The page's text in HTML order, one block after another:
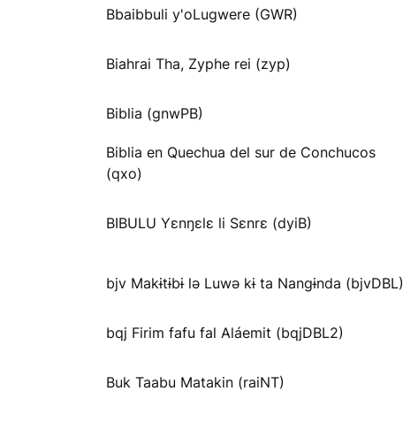
Bbaibbuli y'oLugwere (GWR)
Biahrai Tha, Zyphe rei (zyp)
Biblia (gnwPB)
Biblia en Quechua del sur de Conchucos
(qxo)
BIBULU Yɛnŋɛlɛ li Sɛnrɛ (dyiB)
bjv Makɨtɨbɨ lə Luwə kɨ ta Nangɨnda (bjvDBL)
bqj Firim fafu fal Aláemit (bqjDBL2)
Buk Taabu Matakin (raiNT)